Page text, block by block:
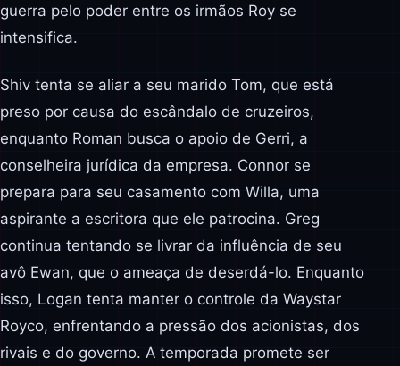
guerra pelo poder entre os irmãos Roy se
intensifica.
Shiv tenta se aliar a seu marido Tom, que está
preso por causa do escândalo de cruzeiros,
enquanto Roman busca o apoio de Gerri, a
conselheira jurídica da empresa. Connor se
prepara para seu casamento com Willa, uma
aspirante a escritora que ele patrocina. Greg
continua tentando se livrar da influência de seu
avô Ewan, que o ameaça de deserdá-lo. Enquanto
isso, Logan tenta manter o controle da Waystar
Royco, enfrentando a pressão dos acionistas, dos
rivais e do governo. A temporada promete ser